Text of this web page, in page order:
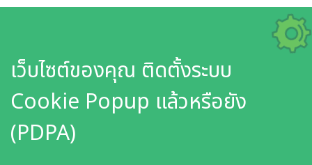
เว็บไซต์ของคุณ ติดตั้งระบบ
Cookie Popup แล้วหรือยัง
(PDPA)